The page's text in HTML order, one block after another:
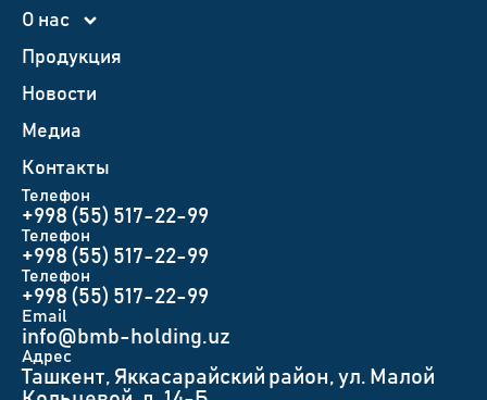
О нас
Продукция
Новости
Медиа
Контакты
Телефон
+998 (55) 517-22-99
Телефон
+998 (55) 517-22-99
Телефон
+998 (55) 517-22-99
Email
info@bmb-holding.uz​
Адрес
Ташкент, Яккасарайский район, ул. Малой